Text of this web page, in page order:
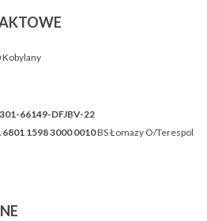
Kobylany
66149-DFJBV-22
6801 1598 3000 0010BS Łomazy O/Terespol